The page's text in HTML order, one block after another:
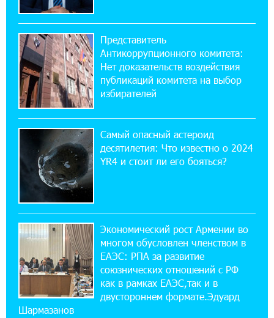
17:16:14 30-07-2026
ВТБ (Армения): вклад «Стабильный» — до
10% годовых и оформление в мобильном
приложении
17:03:49 30-07-2026
Платформа Rate.Trading на Seaside Startup
14:44:13 29-07-2026
Состоялось открытие Khachaturian Rooftop
при поддержке IDBank
18:38:18 28-07-2026
Пашинян ты упустил свой шанс уйти
спокойно. Аршак Карапетян
12:04:53 28-07-2026
Обновленный Центр продаж и обслуживания
Ucom открылся по адресу ул. Шаумяна, 24/2
Представитель
Антикоррупционного комитета:
Нет доказательств воздействия
публикаций комитета на выбор
избирателей
Самый опасный астероид
десятилетия: Что известно о 2024
YR4 и стоит ли его бояться?
Экономический рост Армении во
многом обусловлен членством в
ЕАЭС: РПА за развитие
союзнических отношений с РФ
как в рамках ЕАЭС,так и в
двустороннем формате.Эдуард
Шармазанов